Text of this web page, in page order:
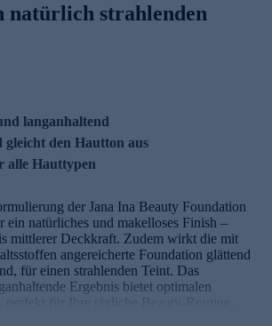
natürlich strahlenden
langanhaltend
gleicht den Hautton aus
alle Hauttypen
der Jana Ina Beauty Foundation
ein natürliches und makelloses Finish –
mittlerer Deckkraft. Zudem wirkt die mit
angereicherte Foundation glättend
für einen strahlenden Teint. Das
Ergebnis bietet optimalen
perfekt für Ihre tägliche Beauty-Routine.